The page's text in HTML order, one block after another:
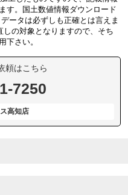
す。国土数値情報ダウンロード
ータは必ずしも正確とは言えま
の対象となりますので、そち
下さい。
頼はこちら
7250
高知店